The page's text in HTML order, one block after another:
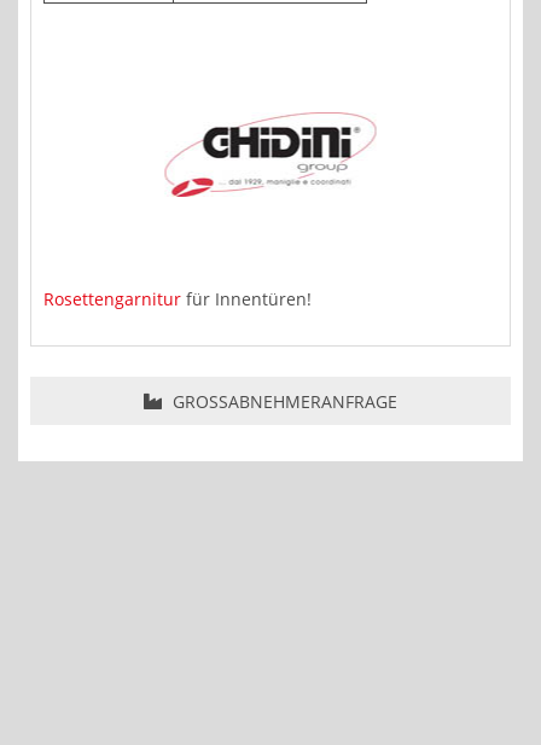
Rosettengarnitur für Innentüren!
GROSSABNEHMERANFRAGE